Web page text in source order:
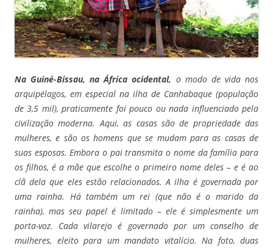
Na Guiné-Bissau, na África ocidental, o modo de vida nos
arquipélagos, em especial na ilha de Canhabaque (população
de 3,5 mil), praticamente foi pouco ou nada influenciado pela
civilização moderna. Aqui, as casas são de propriedade das
mulheres, e são os homens que se mudam para as casas de
suas esposas. Embora o pai transmita o nome da família para
os filhos, é a mãe que escolhe o primeiro nome deles – e é ao
clã dela que eles estão relacionados. A ilha é governada por
uma rainha. Há também um rei (que não é o marido da
rainha), mas seu papel é limitado – ele é simplesmente um
porta-voz. Cada vilarejo é governado por um conselho de
mulheres, eleito para um mandato vitalício. Na foto, duas